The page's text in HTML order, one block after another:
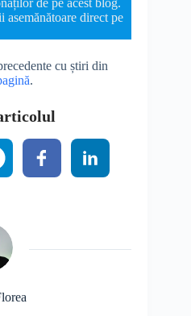
de pe acest blog.
direct pe
cu știri din
.